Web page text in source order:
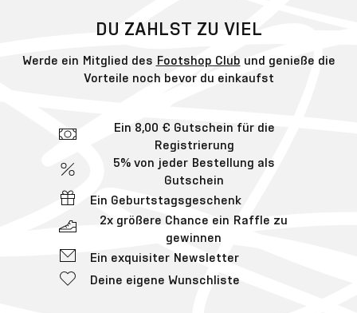
DU ZAHLST ZU VIEL
Werde ein Mitglied des Footshop Club und genieße die
Vorteile noch bevor du einkaufst
Ein 8,00 € Gutschein für die
Registrierung
5% von jeder Bestellung als
Gutschein
Ein Geburtstagsgeschenk
2x größere Chance ein Raffle zu
gewinnen
Ein exquisiter Newsletter
Deine eigene Wunschliste